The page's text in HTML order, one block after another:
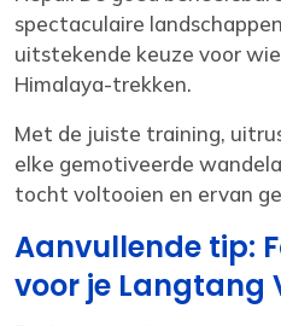
spectaculaire
uitstekende keuze voor
Himalaya-trekken.
Met de juiste training,
elke gemotiveerde
tocht voltooien en ervan
Aanvullende tip:
voor je Langtang